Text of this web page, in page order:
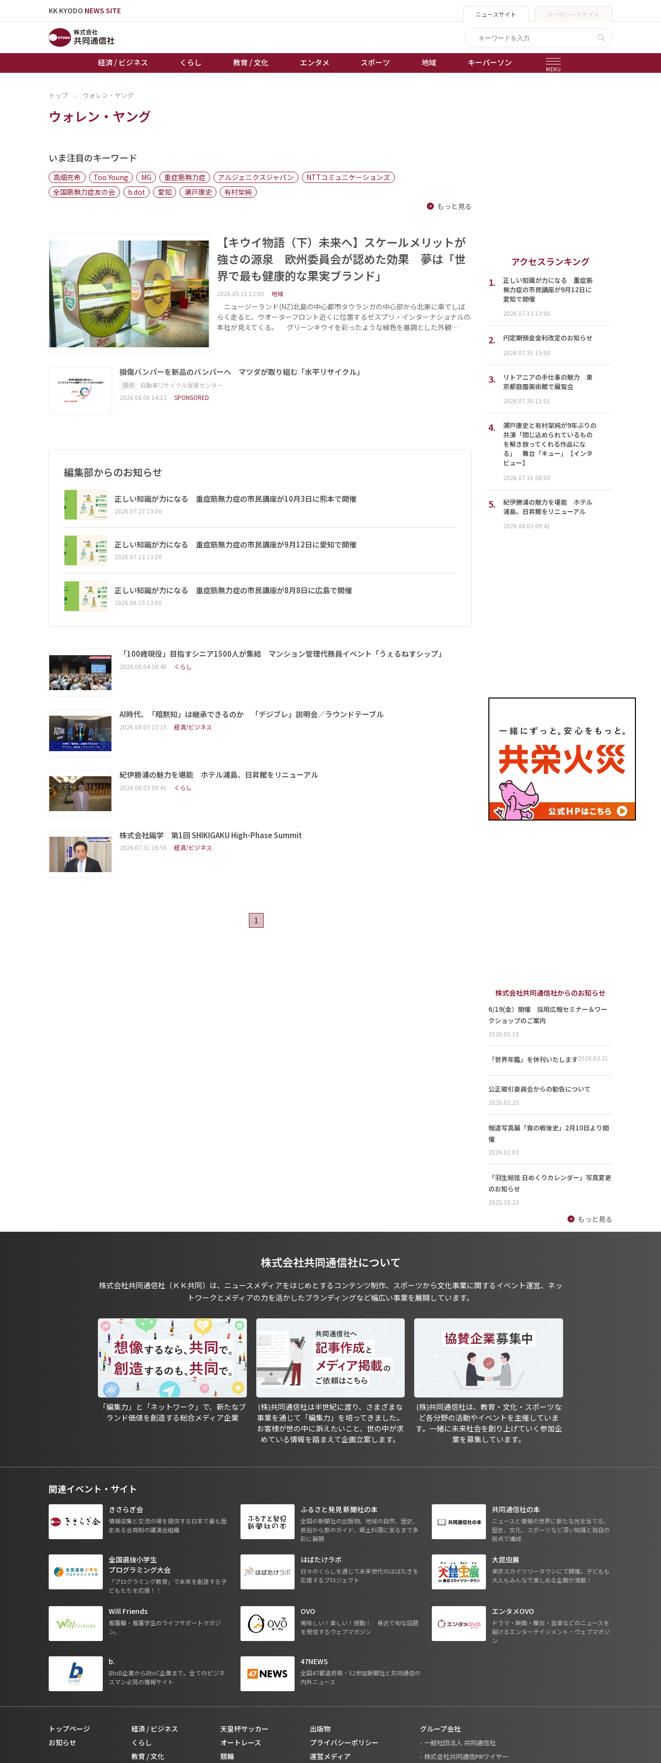
KK KYODO NEWS SITE ニュースサイト コーポレートサイト
経済 / ビジネス くらし 教育 / 文化 エンタメ スポーツ 地域 キーパーソン
MENU
トップページ
お知らせ
地域
キーパーソン
棋王戦
トップ › ウォレン・ヤング
ウォレン・ヤング
いま注目のキーワード
高畑充希 Too Young MG 重症筋無力症 アルジェニクスジャパン
NTTコミュニケーションズ
全国筋無力症友の会
b.dot 愛知 瀬戸康史
有村架純
もっと見る
【キウイ物語（下）未来へ】スケールメリットが
強さの源泉 欧州委員会が認めた効果 夢は「世
界で最も健康的な果実ブランド」
2026.05.21 12:00 地域
ニュージーランド(NZ)北島の中心都市タウランガの中心部から北東に車でしば
らく走ると、ウオーターフロント近くに位置するゼスプリ・インターナショナルの
本社が見えてくる。 グリーンキウイを彩ったような緑色を基調とした外観…
損傷バンパーを新品のバンパーへ マツダが取り組む「水平リサイクル」
提供
自動車リサイクル促進センター
2026.08.06 14:12
SPONSORED
編集部からのお知らせ
正しい知識が力になる 重症筋無力症の市民講座が10月3日に熊本で開催
2026.07.27 13:00
正しい知識が力になる 重症筋無力症の市民講座が9月12日に愛知で開催
2026.07.13 13:00
正しい知識が力になる 重症筋無力症の市民講座が8月8日に広島で開催
2026.06.15 13:00
「100歳現役」目指すシニア1500人が集結 マンション管理代務員イベント「うぇるねすシップ」
2026.08.04 10:48 くらし
AI時代、「暗黙知」は継承できるのか 「デジブレ」説明会／ラウンドテーブル
2026.08.03 15:15 経済/ビジネス
紀伊勝浦の魅力を堪能 ホテル浦島、日昇館をリニューアル
2026.08.03 09:41 くらし
株式会社識学 第1回 SHIKIGAKU High-Phase Summit
2026.07.31 16:56 経済/ビジネス
1
アクセスランキング
1.
正しい知識が力になる 重症筋
無力症の市民講座が9月12日に
愛知で開催
2026.07.13 13:00
2. 円定期預金金利改定のお知らせ
2026.07.31 15:00
3.
リトアニアの手仕事の魅力 東
京都庭園美術館で展覧会
2026.07.30 11:01
4.
瀬戸康史と有村架純が9年ぶりの
共演「閉じ込められているもの
を解き放ってくれる作品にな
る」 舞台「キュー」【インタ
ビュー】
2026.07.31 08:00
5.
紀伊勝浦の魅力を堪能 ホテル
浦島、日昇館をリニューアル
2026.08.03 09:41
株式会社共同通信社からのお知らせ
6/19(金）開催 採用広報セミナー＆ワー
クショップのご案内
2026.05.10
「世界年鑑」を休刊いたします2026.03.31
公正取引委員会からの勧告について
2026.02.25
報道写真展「食の戦後史」2月10日より開
催
2026.02.03
「羽生結弦 日めくりカレンダー」写真変更
のお知らせ
2025.10.23
もっと見る
株式会社共同通信社について
株式会社共同通信社（ＫＫ共同）は、ニュースメディアをはじめとするコンテンツ制作、スポーツから文化事業に関するイベント運営、ネッ
トワークとメディアの力を活かしたブランディングなど幅広い事業を展開しています。
「編集力」と「ネットワーク」で、新たなブ
ランド価値を創造する総合メディア企業
(株)共同通信社は半世紀に渡り、さまざまな
事業を通じて「編集力」を培ってきました。
お客様が世の中に訴えたいこと、世の中が求
めている情報を踏まえて企画立案します。
(株)共同通信社は、教育・文化・スポーツな
ど各分野の活動やイベントを主催していま
す。一緒に未来社会を創り上げていく参加企
業を募集しています。
関連イベント・サイト
きさらぎ会
情報収集と交流の場を提供する日本で最も歴
史ある会員制の講演会組織
ふるさと発見 新聞社の本
全国の新聞社の出版物。地域の自然、歴史、
民俗から旅のガイド、郷土料理に至るまで多
彩に展開
共同通信社の本
ニュースと情報の世界に新たな光を当てる。
歴史、文化、スポーツなど深い知識と独自の
視点で構成
全国選抜小学生
プログラミング大会
「プログラミング教育」で未来を創造する子
どもたちを応援！！
はばたけラボ
日々のくらしを通じて未来世代のはばたきを
応援するプロジェクト
大昆虫展
東京スカイツリータウンにて開催。子どもも
大人もみんなで楽しめる企画が満載！
Will Friends
看護職・看護学生のライフサポートマガジ
ン。
OVO
美味しい！楽しい！感動！ 身近で旬な話題
を発信するウェブマガジン
エンタメOVO
ドラマ・映画・舞台・音楽などのニュースを
届けるエンターテインメント・ウェブマガジ
ン
b.
BtoB企業からBtoC企業まで。全てのビジネ
スマン必見の情報サイト
47NEWS
全国47都道府県・52参加新聞社と共同通信の
内外ニュース
トップページ
お知らせ
経済 / ビジネス
くらし
教育 / 文化
天皇杯サッカー
オートレース
競輪
出版物
プライバシーポリシー
運営メディア
グループ会社
- 一般社団法人 共同通信社
- 株式会社共同通信PRワイヤー